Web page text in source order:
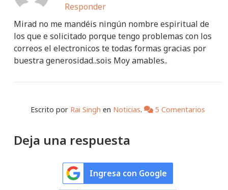
Responder
Mirad no me mandéis ningún nombre espiritual de
los que e solicitado porque tengo problemas con los
correos el electronicos te todas formas gracias por
buestra generosidad..sois Moy amables..
Escrito por Rai Singh en Noticias. 5 Comentarios
Deja una respuesta
Ingresa con Google